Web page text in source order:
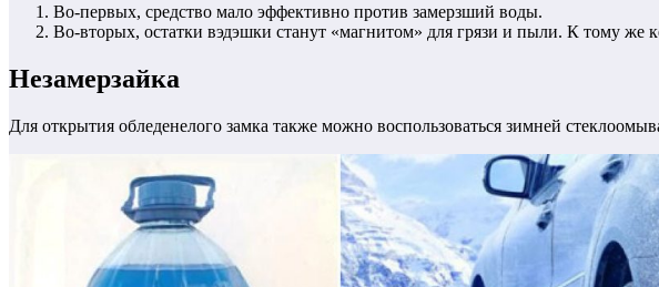
Во-первых, средство мало эффективно против замерзший воды.
Во-вторых, остатки вэдэшки станут «магнитом» для грязи и пыли. К тому же
Незамерзайка
Для открытия обледенелого замка также можно воспользоваться зимней